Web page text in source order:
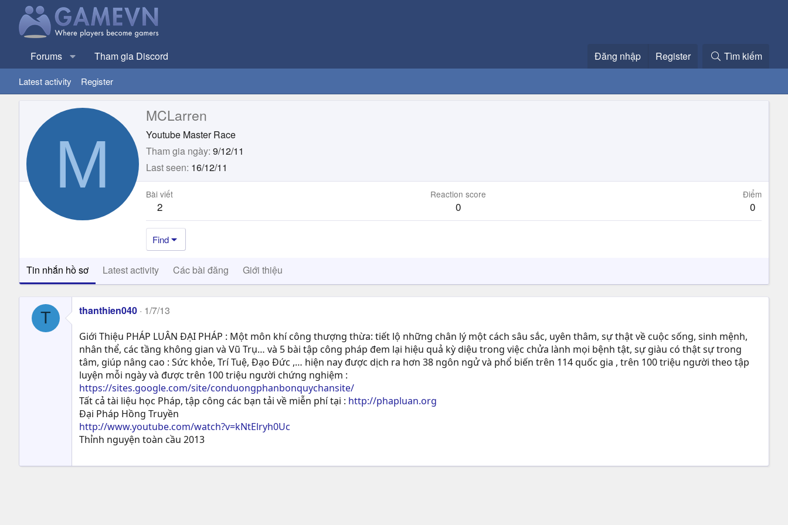
Forums Tham gia Discord Đăng nhập Register Tìm kiếm
Latest activity Register
M
MCLarren
Youtube Master Race
Tham gia ngày 9/12/11
Last seen 16/12/11
Bài viết
2
Reaction score
0
Điểm
0
Find
Tin nhắn hồ sơ Latest activity Các bài đăng Giới thiệu
T thanthien040 1/7/13
Giới Thiệu PHÁP LUÂN ĐẠI PHÁP : Một môn khí công thượng thừa: tiết lộ những chân lý một cách sâu sắc, uyên thâm, sự thật về cuộc sống, sinh mệnh,
nhân thể, các tầng không gian và Vũ Trụ… và 5 bài tập công pháp đem lại hiệu quả kỳ diệu trong việc chửa lành mọi bệnh tật, sự giàu có thật sự trong
tâm, giúp nâng cao : Sức khỏe, Trí Tuệ, Ðạo Ðức ,… hiện nay được dịch ra hơn 38 ngôn ngử và phổ biến trên 114 quốc gia , trên 100 triệu người theo tập
luyện mỗi ngày và được trên 100 triệu người chứng nghiệm :
https://sites.google.com/site/conduongphanbonquychansite/
Tất cả tài liệu học Pháp, tập công các bạn tải về miễn phí tại : http://phapluan.org
Đại Pháp Hồng Truyền
http://www.youtube.com/watch?v=kNtElryh0Uc
Thỉnh nguyện toàn cầu 2013